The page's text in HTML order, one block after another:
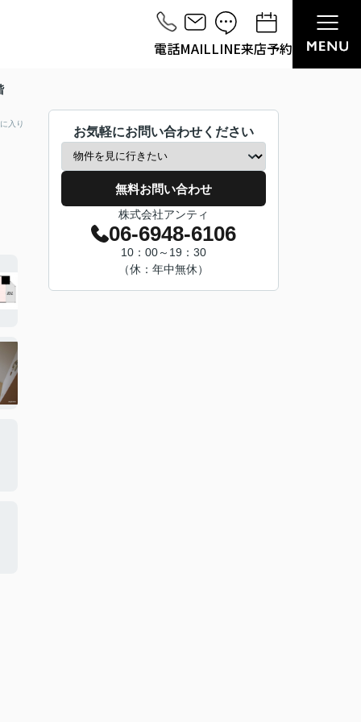
電話MAILLINE来店予約
入り
お気軽にお問い合わせください
無料お問い合わせ
株式会社アンティ
06-6948-6106
10：00～19：30
（休：年中無休）